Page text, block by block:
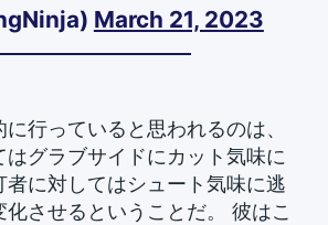
March 21, 2023
行っていると思われるのは、
はグラブサイドにカット気味に
者に対してはシュート気味に逃
させるということだ。 彼はこ